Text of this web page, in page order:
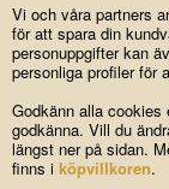
Vi och våra partners
för att spara din
personuppgifter kan
personliga profiler för
Godkänn alla
godkänna. Vill du
längst ner på sidan.
finns i köpvillkoren.